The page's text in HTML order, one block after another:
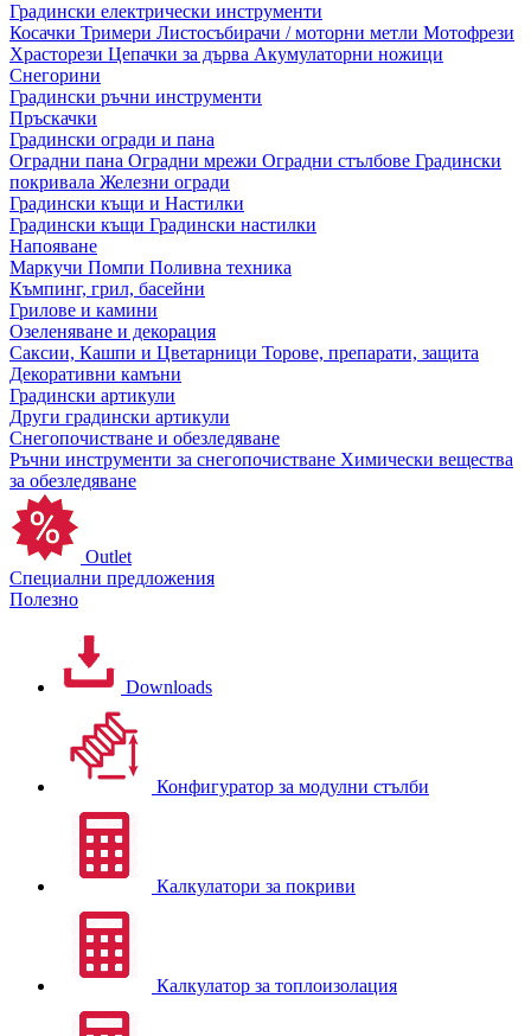
Градински електрически инструменти
Косачки Тримери Листосъбирачи / моторни метли Мотофрези
Храсторези Цепачки за дърва Акумулаторни ножици
Снегорини
Градински ръчни инструменти
Пръскачки
Градински огради и пана
Оградни пана Оградни мрежи Оградни стълбове Градински
покривала Железни огради
Градински къщи и Настилки
Градински къщи Градински настилки
Напояване
Маркучи Помпи Поливна техника
Къмпинг, грил, басейни
Грилове и камини
Озеленяване и декорация
Саксии, Кашпи и Цветарници Торове, препарати, защита
Декоративни камъни
Градински артикули
Други градински артикули
Снегопочистване и обезледяване
Ръчни инструменти за снегопочистване Химически вещества
за обезледяване
Outlet
Специални предложения
Полезно
Downloads
Конфигуратор за модулни стълби
Калкулатори за покриви
Калкулатор за топлоизолация